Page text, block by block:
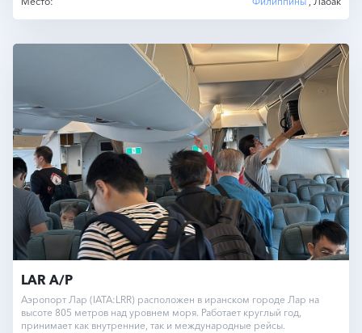
LAR A/P
Аэропорт Лар (IATA:LRR) расположен в иранском городе Лар на
высоте 805 метров над уровнем моря. Работает круглый год,
принимает как внутренние, так и международные рейсы.